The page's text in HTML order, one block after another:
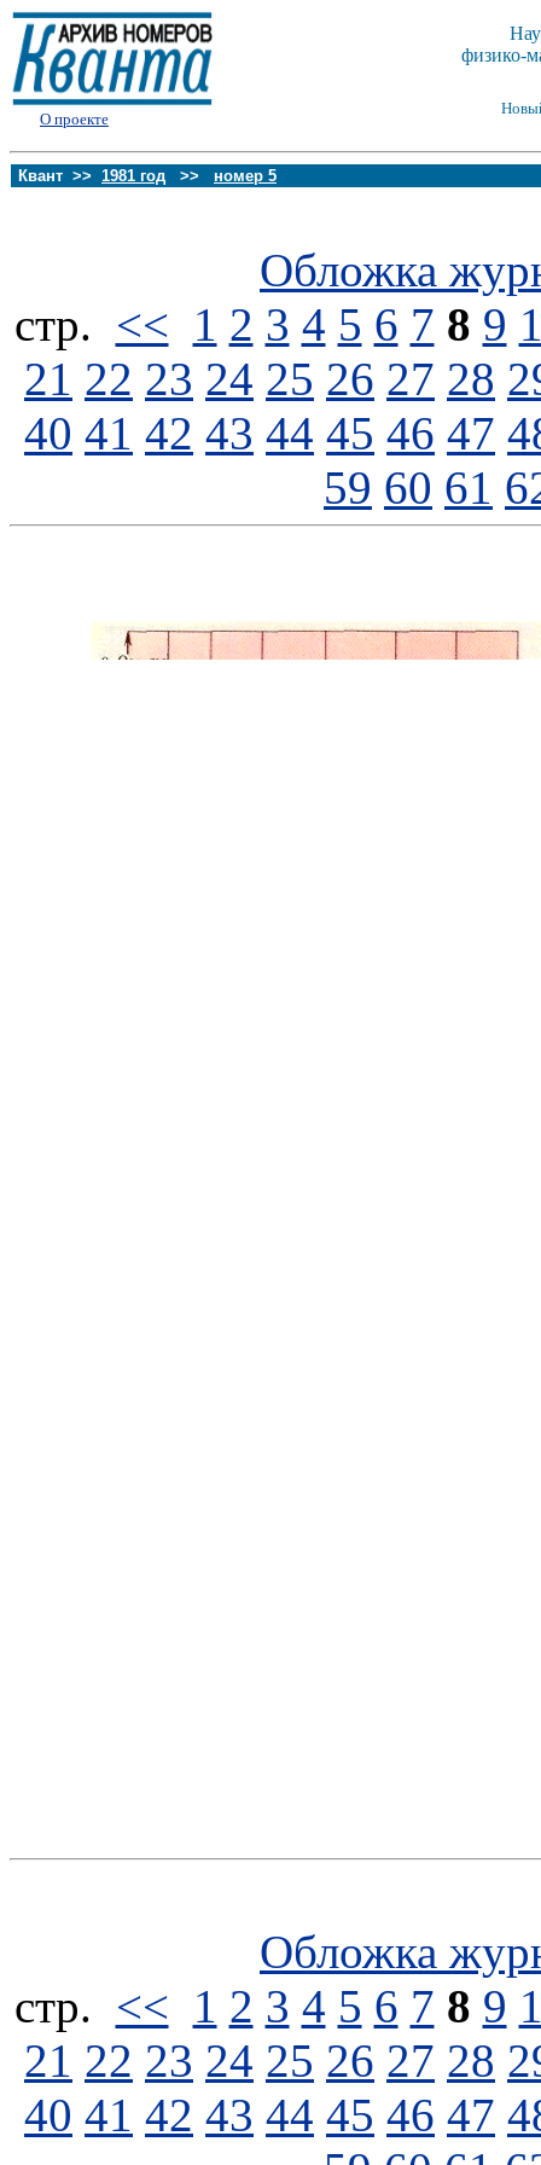
О проекте
физико-
Квант >> 1981 год >> номер 5
Обложка
стp. << 1 2 3 4 5 6 7 8 9
21 22 23 24 25 26 27 28
40 41 42 43 44 45 46 47
59 60 61
Обложка
стp. << 1 2 3 4 5 6 7 8 9
21 22 23 24 25 26 27 28
40 41 42 43 44 45 46 47